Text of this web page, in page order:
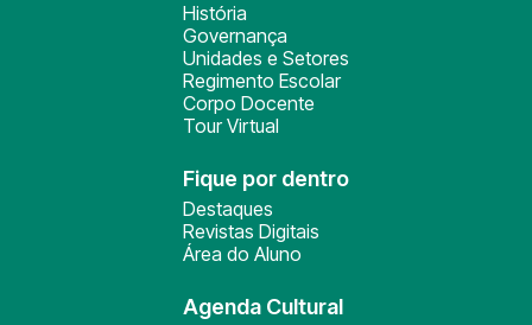
História
Governança
Unidades e Setores
Regimento Escolar
Corpo Docente
Tour Virtual
Fique por dentro
Destaques
Revistas Digitais
Área do Aluno
Agenda Cultural